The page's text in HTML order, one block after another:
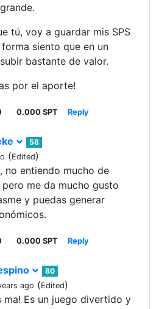
tú, voy a guardar mis SPS
siento que en un
bastante de valor.
por el aporte!
0.000 SPT Reply
58
(Edited)
, no entiendo mucho de
pero me da mucho gusto
y puedas generar
0.000 SPT Reply
80
ago (Edited)
ma! Es un juego divertido y